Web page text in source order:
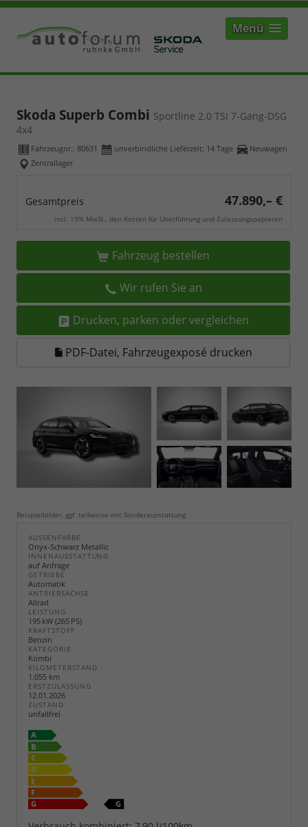
Menü
Skoda Superb Combi Sportline 2.0 TSI 7-Gang-DSG
4x4
Fahrzeugnr.: 80631 unverbindliche Lieferzeit: 14 Tage
Neuwagen
Zentrallager
Gesamtpreis 47.890,– €
incl. 19% MwSt., den Kosten für Überführung und Zulassungspapieren
Fahrzeug bestellen
Wir rufen Sie an
Drucken, parken oder vergleichen
PDF-Datei, Fahrzeugexposé drucken
Beispielbilder, ggf. teilweise mit Sonderausstattung
AUSSENFARBE
Onyx-Schwarz Metallic
INNENAUSSTATTUNG
auf Anfrage
GETRIEBE
Automatik
ANTRIEBSACHSE
Allrad
LEISTUNG
195 kW (265 PS)
KRAFTSTOFF
Benzin
KATEGORIE
Kombi
KILOMETERSTAND
1.055 km
ERSTZULASSUNG
12.01.2026
ZUSTAND
unfallfrei